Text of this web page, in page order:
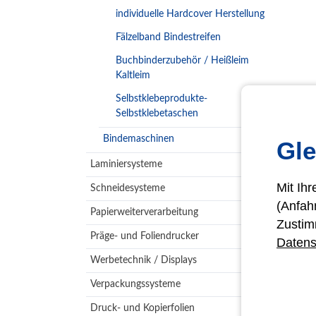
individuelle Hardcover Herstellung
Fälzelband Bindestreifen
Buchbinderzubehör / Heißleim
Kaltleim
Selbstklebeprodukte-
Selbstklebetaschen
Bindemaschinen
Laminiersysteme
Schneidesysteme
Papierweiterverarbeitung
Präge- und Foliendrucker
Werbetechnik / Displays
Verpackungssysteme
Druck- und Kopierfolien
Mit